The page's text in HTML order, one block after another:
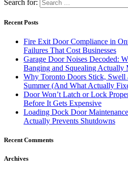
Search for:
Recent Posts
Fire Exit Door Compliance in
Failures That Cost Businesses
Garage Door Noises Decoded:
Banging and Squealing Actually
Why Toronto Doors Stick,
Summer (And What Actually
Door Won’t Latch or Lock
Before It Gets Expensive
Loading Dock Door
Actually Prevents Shutdowns
Recent Comments
Archives